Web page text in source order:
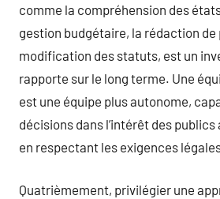
comme la compréhension des
gestion budgétaire, la rédaction de
modification des statuts, est un
rapporte sur le long terme. Une
est une équipe plus autonome,
décisions dans l’intérêt des
en respectant les exigences
Quatrièmement, privilégier une